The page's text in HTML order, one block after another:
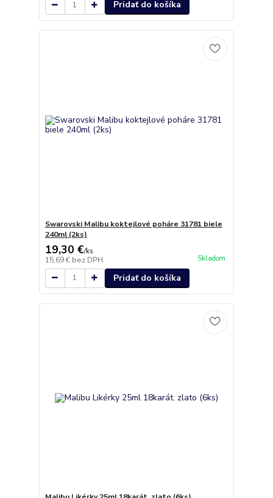
Pridať do košíka
Swarovski Malibu koktejlové poháre 31781 biele
240ml (2ks)
19,30 €/ks
15,69 € bez DPH Skladom
Pridať do košíka